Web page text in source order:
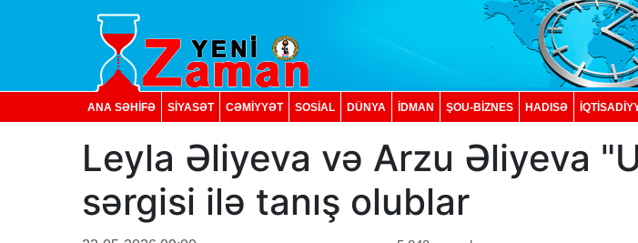
ANA SƏHİFƏ SİYASƏT CƏMİYYƏT SOSIAL DÜNYA İDMAN ŞOU-BİZNES HADISƏ
Leyla Əliyeva və Arzu Əliyeva
sərgisi ilə tanış olublar